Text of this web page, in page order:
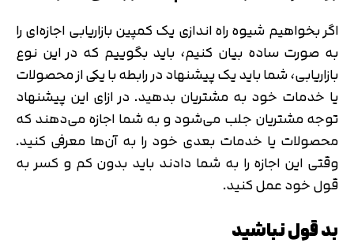
اگر بخواهیم شیوه راه اندازی یک کمپین بازاریابی اجازه‌ای را
به صورت ساده بیان کنیم، باید بگوییم که در این نوع
بازاریابی، شما باید یک پیشنهاد در رابطه با یکی از محصولات
یا خدمات خود به مشتریان بدهید. در ازای این پیشنهاد
توجه مشتریان جلب می‌شود و به شما اجازه می‌دهند که
محصولات یا خدمات بعدی خود را به آن‌ها معرفی کنید.
وقتی این اجازه را به شما دادند باید بدون کم و کسر به
قول خود عمل کنید.
بد قول نباشید